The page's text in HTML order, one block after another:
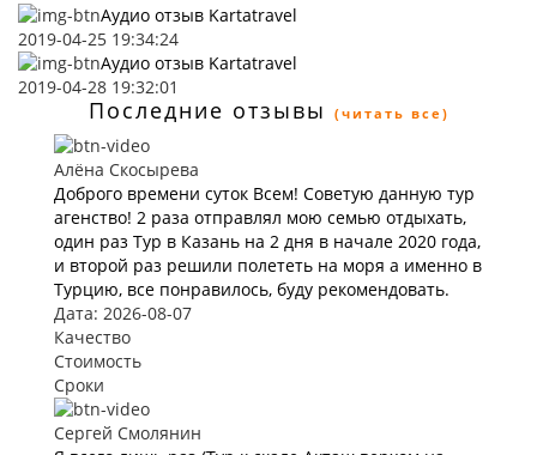
Аудио отзыв Kartatravel
2019-04-25 19:34:24
Аудио отзыв Kartatravel
2019-04-28 19:32:01
Последние отзывы (читать все)
Алёна Скосырева
Доброго времени суток Всем! Советую данную тур
агенство! 2 раза отправлял мою семью отдыхать,
один раз Тур в Казань на 2 дня в начале 2020 года,
и второй раз решили полететь на моря а именно в
Турцию, все понравилось, буду рекомендовать.
Дата: 2026-08-07
Качество
Стоимость
Сроки
Сергей Смолянин